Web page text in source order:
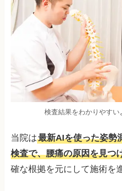
検査結果をわかりやすい
当院は最新AIを使った姿勢
検査で、腰痛の原因を見つ
確な根拠を元にして施術を